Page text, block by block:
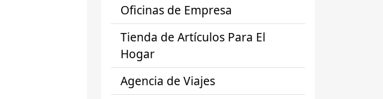
Oficinas de Empresa
Tienda de Artículos Para El
Hogar
Agencia de Viajes